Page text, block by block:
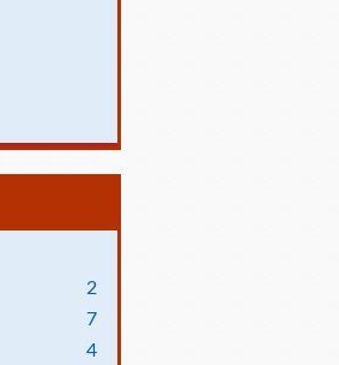
2
7
4